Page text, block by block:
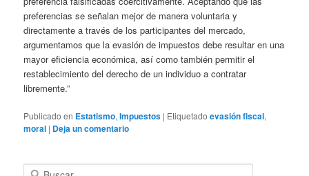
preferencias se señalan mejor de manera voluntaria y
directamente a través de los participantes del mercado,
argumentamos que la evasión de impuestos debe resultar en una
mayor eficiencia económica, así como también permitir el
restablecimiento del derecho de un individuo a contratar
libremente.”
Publicado en Estatismo,Impuestos | Etiquetado evasión fiscal,
moral | Deja un comentario